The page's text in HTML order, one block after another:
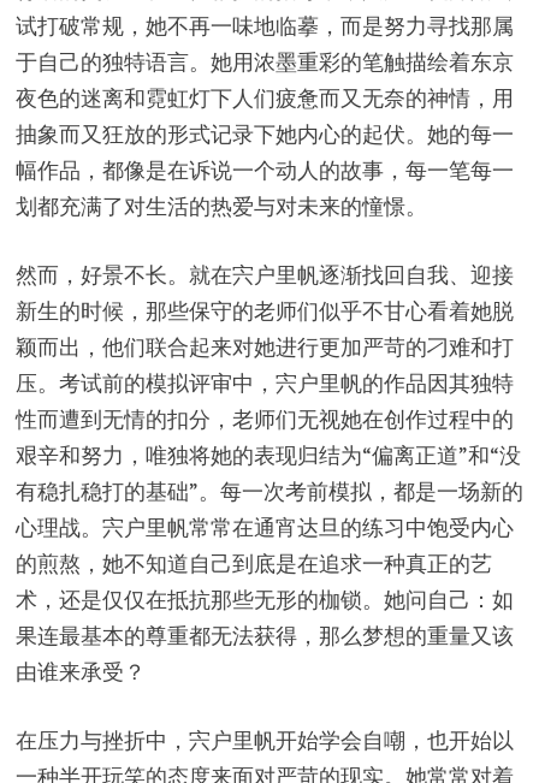
试打破常规，她不再一味地临摹，而是努力寻找那属
于自己的独特语言。她用浓墨重彩的笔触描绘着东京
夜色的迷离和霓虹灯下人们疲惫而又无奈的神情，用
抽象而又狂放的形式记录下她内心的起伏。她的每一
幅作品，都像是在诉说一个动人的故事，每一笔每一
划都充满了对生活的热爱与对未来的憧憬。
然而，好景不长。就在宍户里帆逐渐找回自我、迎接
新生的时候，那些保守的老师们似乎不甘心看着她脱
颖而出，他们联合起来对她进行更加严苛的刁难和打
压。考试前的模拟评审中，宍户里帆的作品因其独特
性而遭到无情的扣分，老师们无视她在创作过程中的
艰辛和努力，唯独将她的表现归结为“偏离正道”和“没
有稳扎稳打的基础”。每一次考前模拟，都是一场新的
心理战。宍户里帆常常在通宵达旦的练习中饱受内心
的煎熬，她不知道自己到底是在追求一种真正的艺
术，还是仅仅在抵抗那些无形的枷锁。她问自己：如
果连最基本的尊重都无法获得，那么梦想的重量又该
由谁来承受？
在压力与挫折中，宍户里帆开始学会自嘲，也开始以
一种半开玩笑的态度来面对严苛的现实。她常常对着